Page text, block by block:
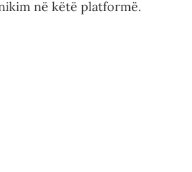
në këtë platformë.